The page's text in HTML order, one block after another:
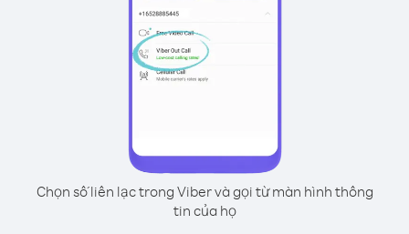
Chọn số liên lạc trong Viber và gọi từ màn hình thông
tin của họ